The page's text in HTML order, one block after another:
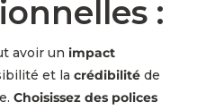
:
avoir un impact
et la crédibilitéde
Choisissez des polices